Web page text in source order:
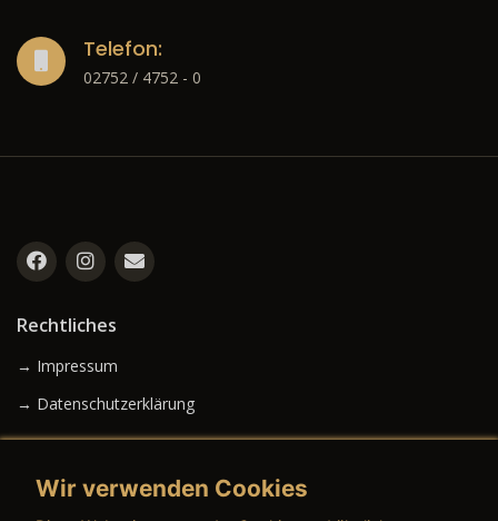
Telefon:
02752 / 4752 - 0
Rechtliches
→ Impressum
→ Datenschutzerklärung
Wir verwenden Cookies